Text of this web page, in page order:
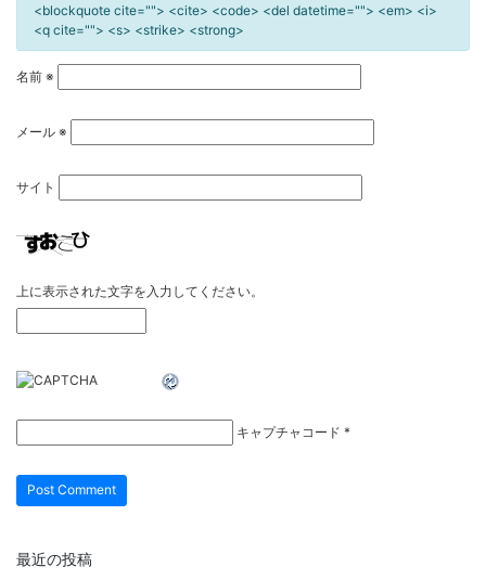
<blockquote cite=""> <cite> <code> <del datetime=""> <em> <i>
<q cite=""> <s> <strike> <strong>
名前 ※
メール ※
サイト
上に表示された文字を入力してください。
キャプチャコード *
最近の投稿